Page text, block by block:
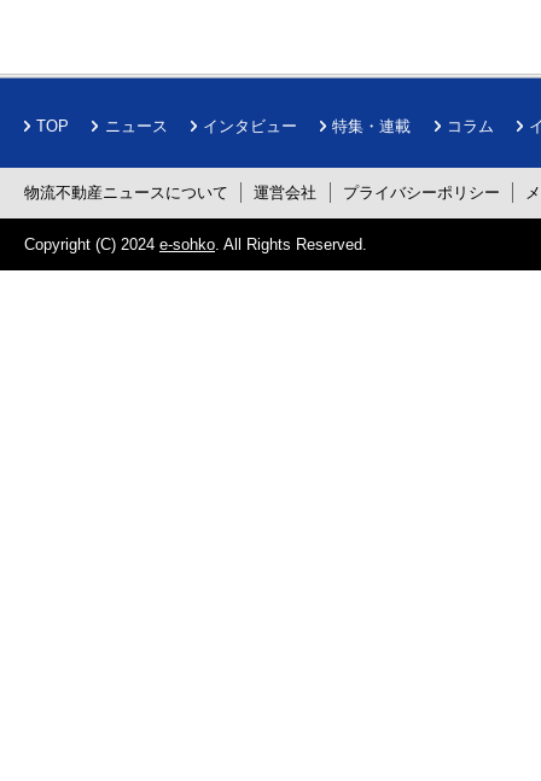
TOP ニュース インタビュー 特集・連載 コラム
物流不動産ニュースについて 運営会社 プライバシーポリシー
Copyright (C) 2024 e-sohko. All Rights Reserved.